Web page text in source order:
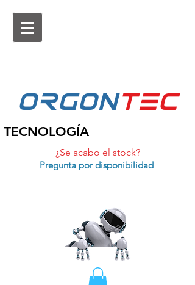
ORGONtEc
TECNOLOGÍA
¿Se acabo el stock?
Pregunta por disponibilidad